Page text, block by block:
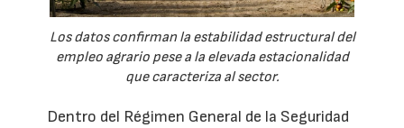
Los datos confirman la estabilidad estructural del
empleo agrario pese a la elevada estacionalidad
que caracteriza al sector.
Dentro del Régimen General de la Seguridad